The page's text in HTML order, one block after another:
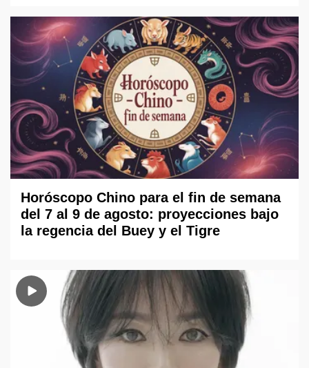
Horóscopo Chino para el fin de semana
del 7 al 9 de agosto: proyecciones bajo
la regencia del Buey y el Tigre